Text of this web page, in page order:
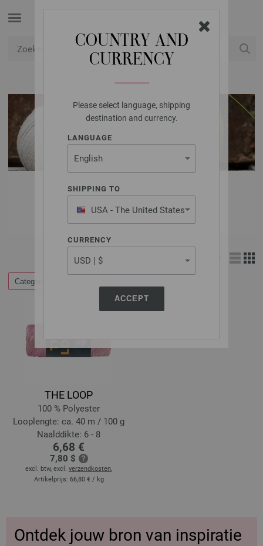
COUNTRY AND
CURRENCY
Please select language, shipping
destination and currency.
LANGUAGE
SHIPPING TO
USA - The United States
of America
CURRENCY
ACCEPT
LANA GROSSA
WOL & GARENS
Weergave:
Categorieën
THE LOOP
100 % Polyester
Looplengte: ca. 40 m / 100 g
Naalddikte: 6 - 8
6,68 €
7,80 $
excl. btw, excl. verzendkosten,
Artikelprijs: 66,80 € / kg
Ontdek jouw bron van inspiratie